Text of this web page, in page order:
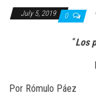
July 5, 2019 0
“Los
Paul
Por Rómulo Páez